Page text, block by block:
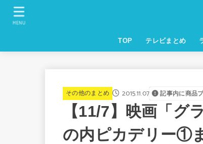
TOP テレビまとめ
MENU
その他のまとめ 2015.11.07 記事内に商品
【11/7】映画「グ
の内ピカデリー①